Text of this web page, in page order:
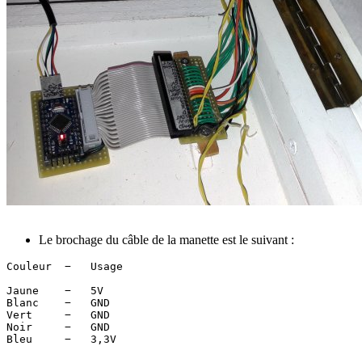
Le brochage du câble de la manette est le suivant :
Couleur  −   Usage
Jaune    −   5V
Blanc    −   GND
Vert     −   GND
Noir     −   GND
Bleu     −   3,3V